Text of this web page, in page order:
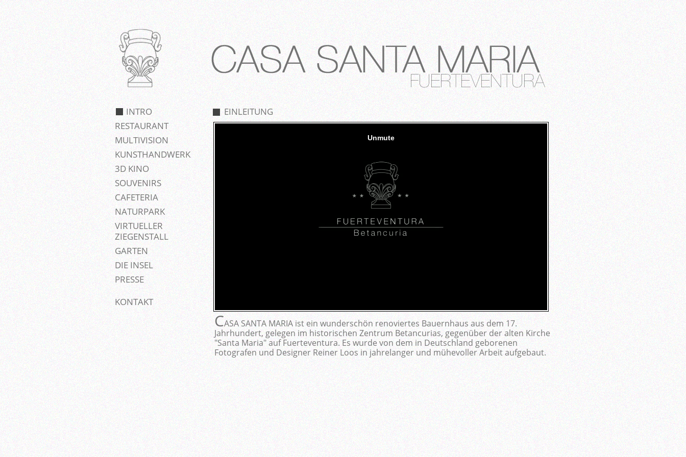
INTRO
RESTAURANT
MULTIVISION
KUNSTHANDWERK
3D KINO
SOUVENIRS
CAFETERIA
NATURPARK
VIRTUELLER
ZIEGENSTALL
GARTEN
DIE INSEL
PRESSE
KONTAKT
EINLEITUNG
CASA SANTA MARIA ist ein wunderschön renoviertes Bauernhaus aus dem 17.
Jahrhundert, gelegen im historischen Zentrum Betancurias, gegenüber der alten Kirche
"Santa Maria" auf Fuerteventura. Es wurde von dem in Deutschland geborenen
Fotografen und Designer Reiner Loos in jahrelanger und mühevoller Arbeit aufgebaut.